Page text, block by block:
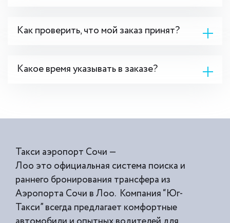
Как проверить, что мой заказ принят?
Какое время указывать в заказе?
Такси аэропорт Сочи —
Лоо это официальная система поиска и
раннего бронирования трансфера из
Аэропорта Сочи в Лоо. Компания “Юг-
Такси” всегда предлагает комфортные